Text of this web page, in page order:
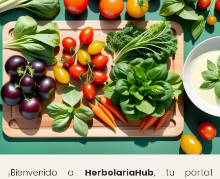
¡Bienvenido a HerbolariaHub, tu portal